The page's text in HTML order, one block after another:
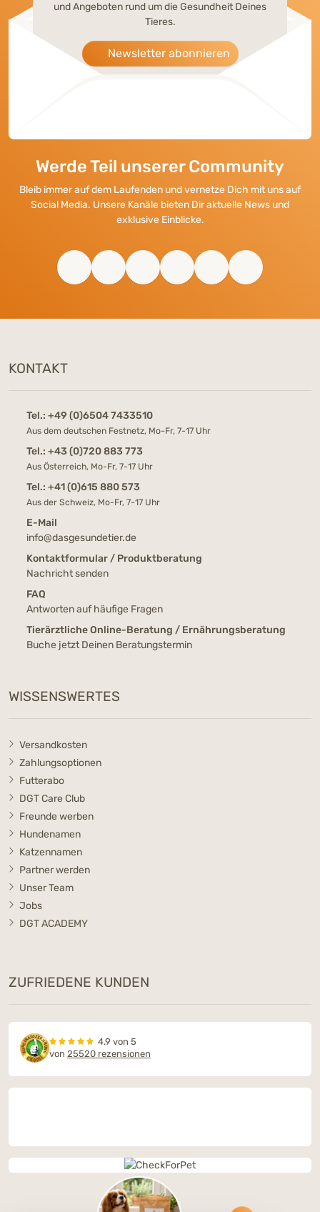
und Angeboten rund um die Gesundheit Deines
Tieres.
Newsletter abonnieren
Werde Teil unserer Community
Bleib immer auf dem Laufenden und vernetze Dich mit uns auf
Social Media. Unsere Kanäle bieten Dir aktuelle News und
exklusive Einblicke.
KONTAKT
Tel.: +49 (0)6504 7433510
Aus dem deutschen Festnetz, Mo-Fr, 7-17 Uhr
Tel.: +43 (0)720 883 773
Aus Österreich, Mo-Fr, 7-17 Uhr
Tel.: +41 (0)615 880 573
Aus der Schweiz, Mo-Fr, 7-17 Uhr
E-Mail
info@dasgesundetier.de
Kontaktformular / Produktberatung
Nachricht senden
FAQ
Antworten auf häufige Fragen
Tierärztliche Online-Beratung / Ernährungsberatung
Buche jetzt Deinen Beratungstermin
WISSENSWERTES
Versandkosten
Zahlungsoptionen
Futterabo
DGT Care Club
Freunde werben
Hundenamen
Katzennamen
Partner werden
Unser Team
Jobs
DGT ACADEMY
ZUFRIEDENE KUNDEN
4.9 von 5
von 25520 rezensionen